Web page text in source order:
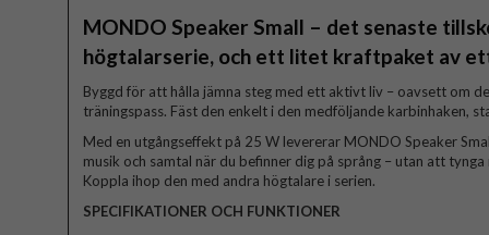
MONDO Speaker Small – det senaste
högtalarserie, och ett litet kraftpaket av
Byggd för att hålla jämna steg med ett aktivt liv – oavsett om
träningspass. Fäst den enkelt i den medföljande karbinhaken,
Med en utgångseffekt på 25 W levererar MONDO Speaker
musik och samtal när du befinner dig på språng – utan att
Koppla ihop den med andra högtalare i serien.
SPECIFIKATIONER OCH FUNKTIONER